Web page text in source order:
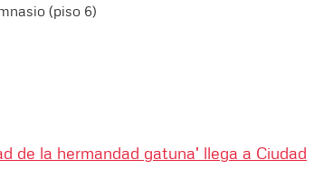
(piso 6)
de la hermandad gatuna' llega a Ciudad